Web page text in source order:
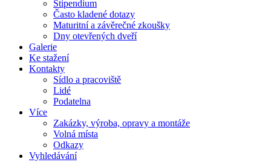
Stipendium
Často kladené dotazy
Maturitní a závěrečné zkoušky
Dny otevřených dveří
Galerie
Ke stažení
Kontakty
Sídlo a pracoviště
Lidé
Podatelna
Více
Zakázky, výroba, opravy a montáže
Volná místa
Odkazy
Vyhledávání